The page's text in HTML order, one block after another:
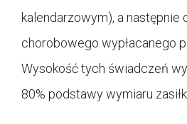
kalendarzowym), a następnie
chorobowego wypłacanego
Wysokość tych świadczeń
80% podstawy wymiaru